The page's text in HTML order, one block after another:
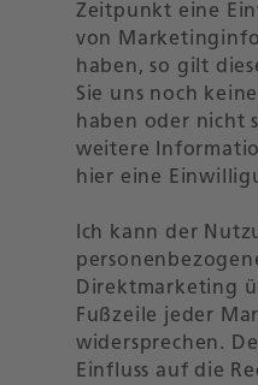
Zeitpunkt eine
von
haben, so gilt
Sie uns noch
haben oder nicht
weitere
hier eine
Ich kann der
Direktmarketing
Fußzeile jeder
widersprechen.
Einfluss auf die